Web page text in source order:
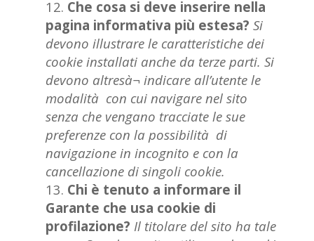
Che cosa si deve inserire nella
pagina informativa più estesa? Si
devono illustrare le caratteristiche dei
cookie installati anche da terze parti. Si
devono altresà¬ indicare all’utente le
modalità con cui navigare nel sito
senza che vengano tracciate le sue
preferenze con la possibilità di
navigazione in incognito e con la
cancellazione di singoli cookie.
Chi è tenuto a informare il
Garante che usa cookie di
profilazione? Il titolare del sito ha tale